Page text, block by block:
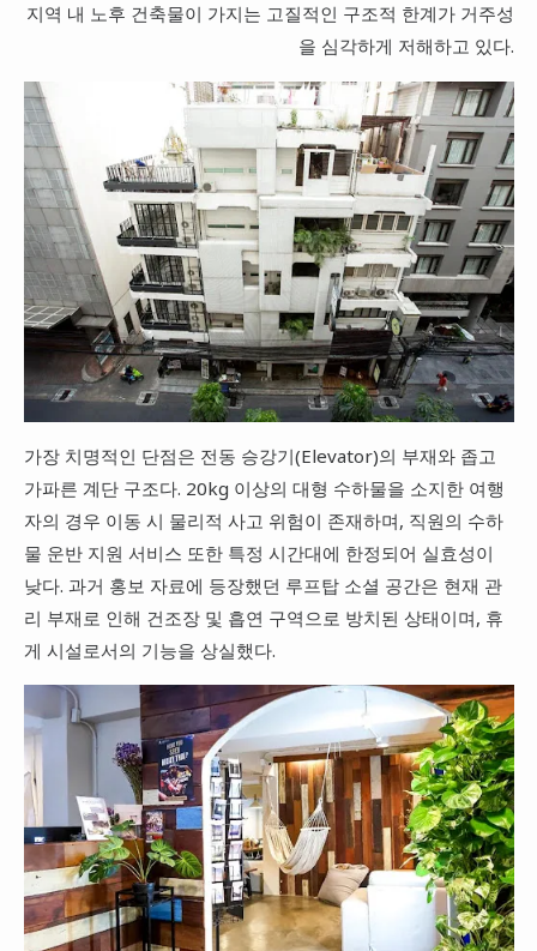
지역 내 노후 건축물이 가지는 고질적인 구조적 한계가 거주성
을 심각하게 저해하고 있다.
가장 치명적인 단점은 전동 승강기(Elevator)의 부재와 좁고
가파른 계단 구조다. 20kg 이상의 대형 수하물을 소지한 여행
자의 경우 이동 시 물리적 사고 위험이 존재하며, 직원의 수하
물 운반 지원 서비스 또한 특정 시간대에 한정되어 실효성이
낮다. 과거 홍보 자료에 등장했던 루프탑 소셜 공간은 현재 관
리 부재로 인해 건조장 및 흡연 구역으로 방치된 상태이며, 휴
게 시설로서의 기능을 상실했다.